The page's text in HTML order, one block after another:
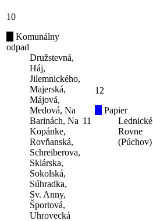
10
Komunálny
odpad
Družstevná,
Háj,
Jilemnického,
Majerská,
Májová,
Medová, Na
Barinách, Na
Kopánke,
Rovňanská,
Schreiberova,
Sklárska,
Sokolská,
Súhradka,
Sv. Anny,
Športová,
Uhrovecká
11
12
Papier
Lednické
Rovne
(Púchov)